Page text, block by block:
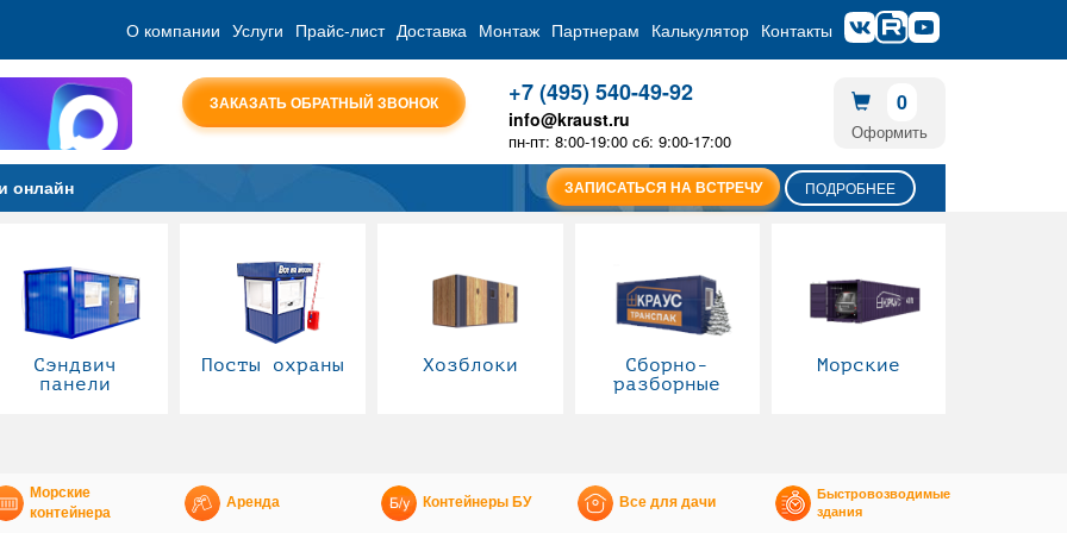
О компании Услуги Прайс-лист Доставка Монтаж Партнерам Калькулятор Контакты
ЗАКАЗАТЬ ОБРАТНЫЙ ЗВОНОК +7 (495) 540-49-92
info@kraust.ru
пн-пт: 8:00-19:00 сб: 9:00-17:00
0
Оформить
онлайн ЗАПИСАТЬСЯ НА ВСТРЕЧУ ПОДРОБНЕЕ
Сэндвич
панели
Посты охраны Хозблоки
Сборно-
разборные
Морские
Морские
контейнера
Аренда Контейнеры БУ Все для дачи
Быстровозводимые
здания